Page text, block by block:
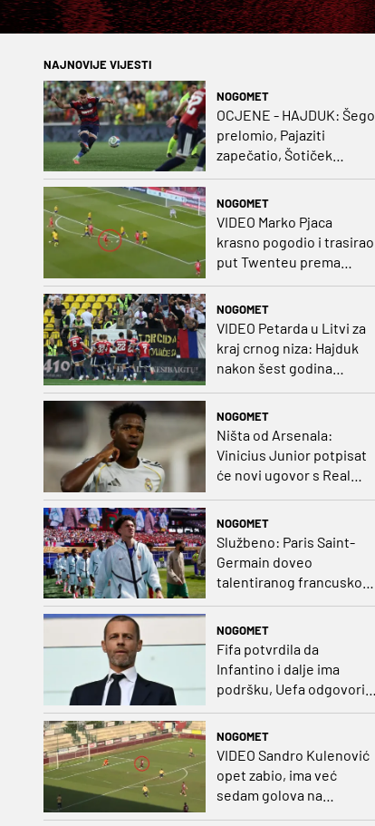
NAJNOVIJE VIJESTI
NOGOMET
OCJENE - HAJDUK: Šego
prelomio, Pajaziti
zapečatio, Šotiček
oduševio u predstavi
NOGOMET
VIDEO Marko Pjaca
krasno pogodio i trasirao
put Twenteu prema
NOGOMET
VIDEO Petarda u Litvi za
kraj crnog niza: Hajduk
nakon šest godina
NOGOMET
Ništa od Arsenala:
Vinicius Junior potpisat
će novi ugovor s Real
NOGOMET
Službeno: Paris Saint-
Germain doveo
talentiranog francuskog
ofenzivca iz Monaca
NOGOMET
Fifa potvrdila da
Infantino i dalje ima
podršku, Uefa odgovorila
NOGOMET
VIDEO Sandro Kulenović
opet zabio, ima već
sedam golova na